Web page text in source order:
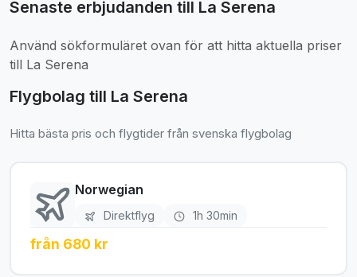
Senaste erbjudanden till La Serena
Använd sökformuläret ovan för att hitta aktuella priser
till La Serena
Flygbolag till La Serena
Hitta bästa pris och flygtider från svenska flygbolag
Norwegian
Direktflyg 1h 30min
från 680 kr